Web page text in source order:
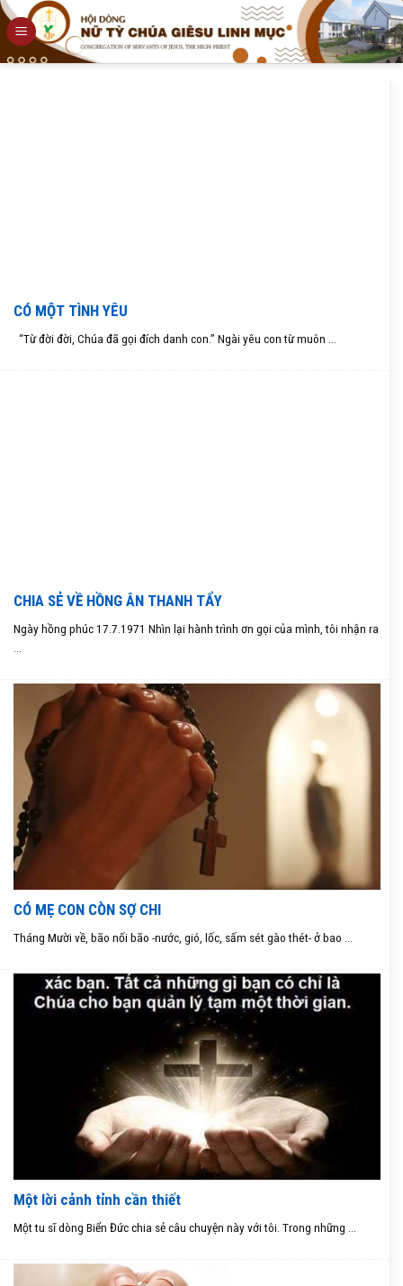
Skip
to
content
CÓ MỘT TÌNH YÊU
“Từ đời đời, Chúa đã gọi đích danh con.” Ngài yêu con từ muôn ...
CHIA SẺ VỀ HỒNG ÂN THANH TẨY
Ngày hồng phúc 17.7.1971 Nhìn lại hành trình ơn gọi của mình, tôi nhận ra
CÓ MẸ CON CÒN SỢ CHI
Tháng Mười về, bão nối bão -nước, gió, lốc, sấm sét gào thét- ở bao ...
Một lời cảnh tỉnh cần thiết
Một tu sĩ dòng Biển Đức chia sẻ câu chuyện này với tôi. Trong những ...